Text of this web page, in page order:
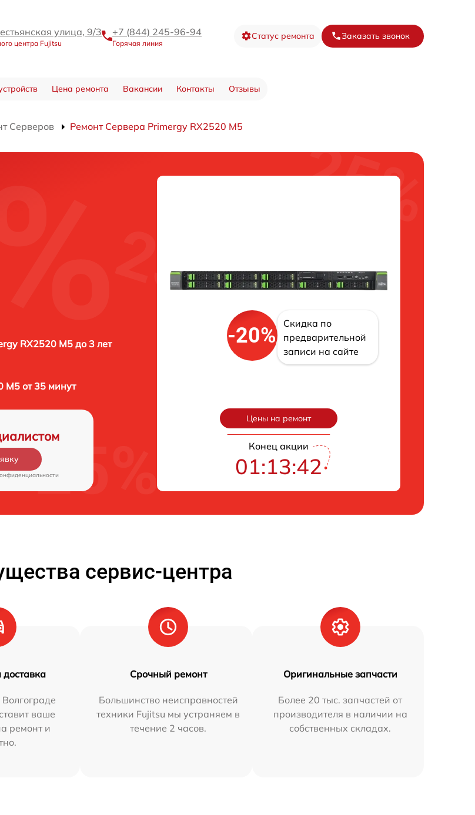
улица, 9/3
центра Fujitsu
+7 (844) 245-96-94
Горячая линия
Статус ремонта Заказать звонок
Цена ремонта Вакансии Контакты Отзывы
Серверов Ремонт Сервера Primergy RX2520 M5
RX2520 M5 до 3 лет
M5 от 35 минут
-20%
Скидка по
предварительной
записи на сайте
Цены на ремонт
Конец акции
01:13:42
сервис-центра
доставка
ваше
ремонт и
Срочный ремонт
Большинство неисправностей
техники Fujitsu мы устраняем в
течение 2 часов.
Оригинальные запчасти
Более 20 тыс. запчастей от
производителя в наличии на
собственных складах.